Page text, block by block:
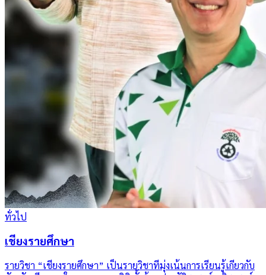
ทั่วไป
เชียงรายศึกษา
รายวิชา “เชียงรายศึกษา” เป็นรายวิชาที่มุ่งเน้นการเรียนรู้เกี่ยวกับ